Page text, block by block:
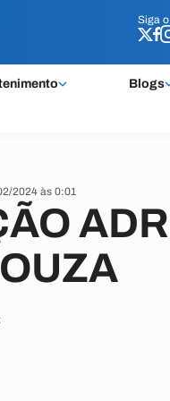
Siga o
Blogs
Siga o
2024 às 0:01